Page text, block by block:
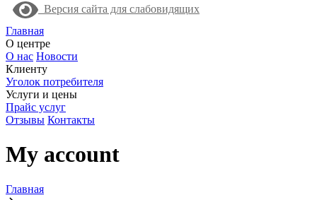
Версия сайта для слабовидящих
Главная
О центре
О нас Новости
Клиенту
Уголок потребителя
Услуги и цены
Прайс услуг
Отзывы Контакты
My account
Главная